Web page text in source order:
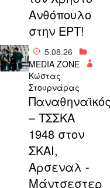
Ανθόπουλο
στην ΕΡΤ!
5.08.26
MEDIA ZONE
Κώστας
Στουρνάρας
– ΤΣΣΚΑ
1948 στον
ΣΚΑΙ,
Αρσεναλ -
Μάντσεστερ